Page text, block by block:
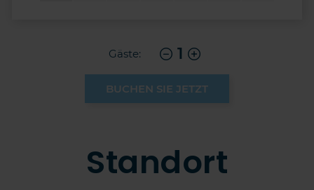
Gäste: 1
BUCHEN SIE JETZT
Standort